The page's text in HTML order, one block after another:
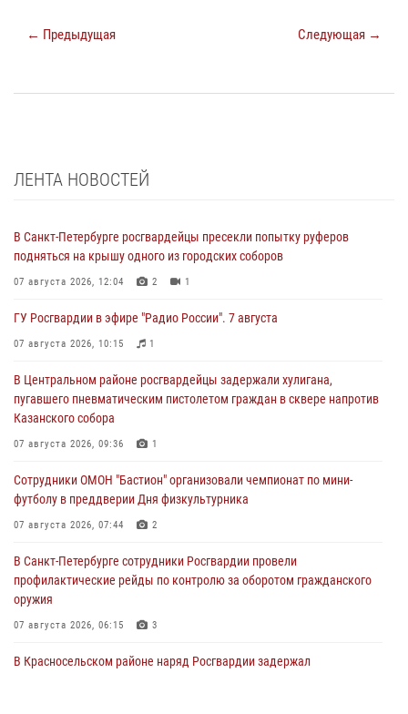
← Предыдущая Следующая →
ЛЕНТА НОВОСТЕЙ
В Санкт-Петербурге росгвардейцы пресекли попытку руферов
подняться на крышу одного из городских соборов
07 августа 2026, 12:04 2 1
ГУ Росгвардии в эфире "Радио России". 7 августа
07 августа 2026, 10:15 1
В Центральном районе росгвардейцы задержали хулигана,
пугавшего пневматическим пистолетом граждан в сквере напротив
Казанского собора
07 августа 2026, 09:36 1
Сотрудники ОМОН "Бастион" организовали чемпионат по мини-
футболу в преддверии Дня физкультурника
07 августа 2026, 07:44 2
В Санкт-Петербурге сотрудники Росгвардии провели
профилактические рейды по контролю за оборотом гражданского
оружия
07 августа 2026, 06:15 3
В Красносельском районе наряд Росгвардии задержал